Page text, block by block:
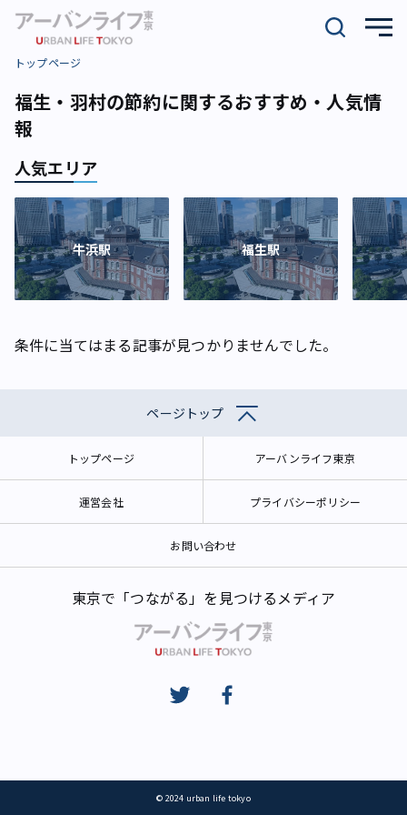
トップページ
福生・羽村の節約に関するおすすめ・人気情
報
人気エリア
牛浜駅 福生駅
条件に当てはまる記事が見つかりませんでした。
ページトップ
トップページ アーバンライフ東京
運営会社 プライバシーポリシー
お問い合わせ
東京で「つながる」を見つけるメディア
© 2024 urban life tokyo